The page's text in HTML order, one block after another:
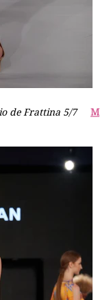
de Frattina 5/7 M